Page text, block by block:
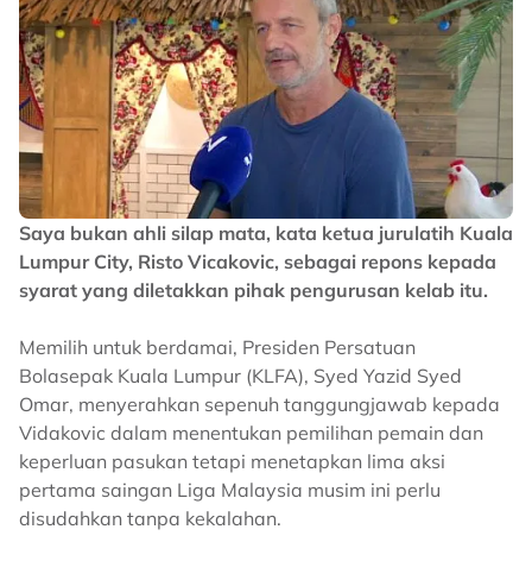
Saya bukan ahli silap mata, kata ketua jurulatih Kuala
Lumpur City, Risto Vicakovic, sebagai repons kepada
syarat yang diletakkan pihak pengurusan kelab itu.
Memilih untuk berdamai, Presiden Persatuan
Bolasepak Kuala Lumpur (KLFA), Syed Yazid Syed
Omar, menyerahkan sepenuh tanggungjawab kepada
Vidakovic dalam menentukan pemilihan pemain dan
keperluan pasukan tetapi menetapkan lima aksi
pertama saingan Liga Malaysia musim ini perlu
disudahkan tanpa kekalahan.